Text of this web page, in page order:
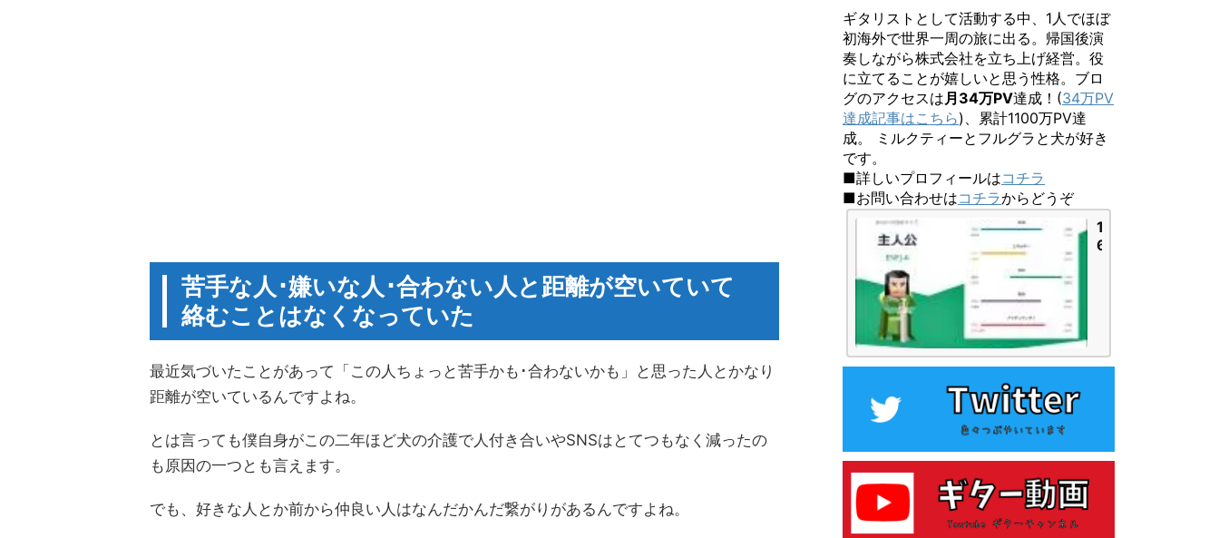
苦手な人･嫌いな人･合わない人と距離が空いていて
絡むことはなくなっていた
最近気づいたことがあって「この人ちょっと苦手かも･合わないかも」と思った人とかなり
距離が空いているんですよね。
とは言っても僕自身がこの二年ほど犬の介護で人付き合いやSNSはとてつもなく減ったの
も原因の一つとも言えます。
でも、好きな人とか前から仲良い人はなんだかんだ繋がりがあるんですよね。
ギタリストとして活動する中、1人でほぼ
初海外で世界一周の旅に出る。帰国後演
奏しながら株式会社を立ち上げ経営。役
に立てることが嬉しいと思う性格。ブロ
グのアクセスは 月34万PV達成！(34万PV
達成記事はこちら)、累計1100万PV達
成。 ミルクティーとフルグラと犬が好き
です。
■詳しいプロフィールはコチラ
■お問い合わせはコチラからどうぞ
1
6
n
a
e